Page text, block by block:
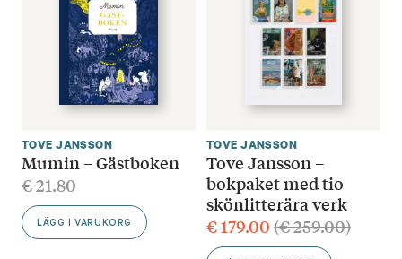
TOVE JANSSON
Mumin – Gästboken
€21.80
LÄGG I VARUKORG
TOVE JANSSON
Tove Jansson –
bokpaket med tio
skönlitterära verk
€179.00(€259.00)